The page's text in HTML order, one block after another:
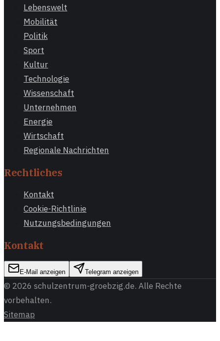
Lebenswelt
Mobilität
Politik
Sport
Kultur
Technologie
Wissenschaft
Unternehmen
Energie
Wirtschaft
Regionale Nachrichten
Rechtliches
Kontakt
Cookie-Richtlinie
Nutzungsbedingungen
Kontakt
E-Mail anzeigen Telegram anzeigen
© 2026 schulzentrum-groebzig.de. Alle Rechte
vorbehalten.
Sitemap